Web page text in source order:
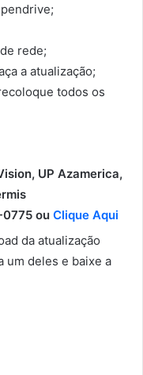
rede;
a atualização;
todos os
UP Azamerica,
0775 ou Clique Aqui
da atualização
um deles e baixe a